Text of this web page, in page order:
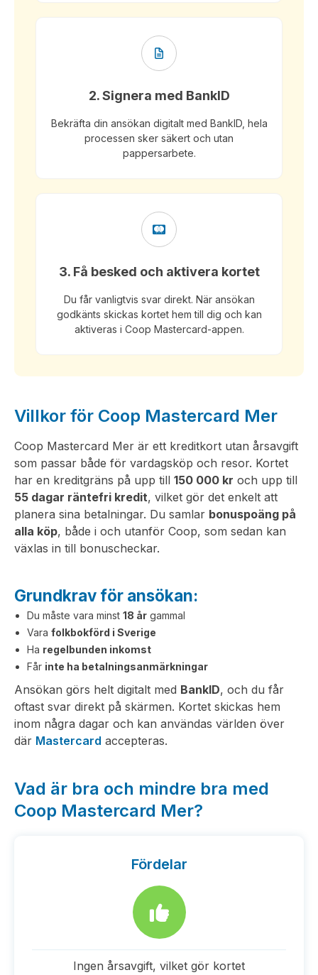
2. Signera med BankID
Bekräfta din ansökan digitalt med BankID, hela
processen sker säkert och utan
pappersarbete.
3. Få besked och aktivera kortet
Du får vanligtvis svar direkt. När ansökan
godkänts skickas kortet hem till dig och kan
aktiveras i Coop Mastercard-appen.
Villkor för Coop Mastercard Mer
Coop Mastercard Mer är ett kreditkort utan årsavgift
som passar både för vardagsköp och resor. Kortet
har en kreditgräns på upp till 150 000 kr och upp till
55 dagar räntefri kredit, vilket gör det enkelt att
planera sina betalningar. Du samlar bonuspoäng på
alla köp, både i och utanför Coop, som sedan kan
växlas in till bonuscheckar.
Grundkrav för ansökan:
Du måste vara minst 18 år gammal
Vara folkbokförd i Sverige
Ha regelbunden inkomst
Får inte ha betalningsanmärkningar
Ansökan görs helt digitalt med BankID, och du får
oftast svar direkt på skärmen. Kortet skickas hem
inom några dagar och kan användas världen över
där Mastercard accepteras.
Vad är bra och mindre bra med
Coop Mastercard Mer?
Fördelar
Ingen årsavgift, vilket gör kortet